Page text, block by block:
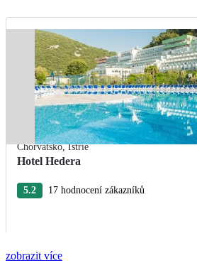
Chorvatsko,Istrie
Hotel Hedera
5.2 17 hodnocení zákazníků
zobrazit více